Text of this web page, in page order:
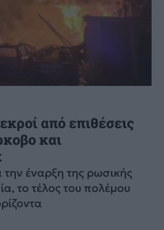
από επιθέσεις
και
την έναρξη της ρωσικής
το τέλος του πολέμου